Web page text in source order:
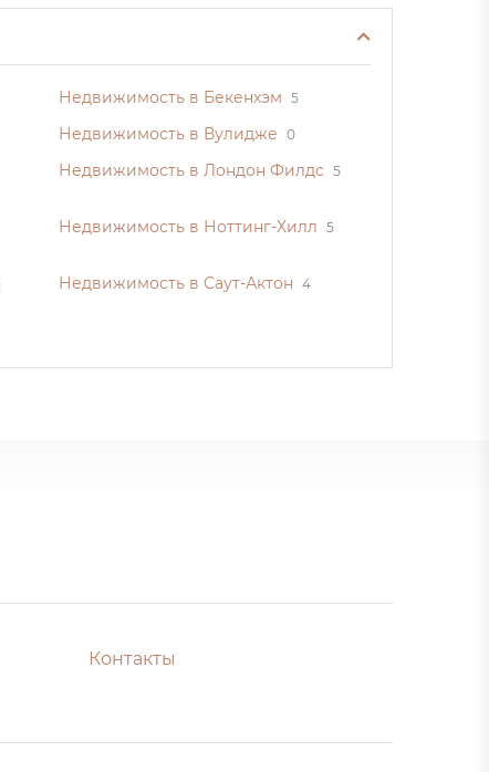
Недвижимость в Бекенхэм 5
Недвижимость в Вулидже 0
Недвижимость в Лондон Филдс 5
Недвижимость в Ноттинг-Хилл 5
Недвижимость в Саут-Актон 4
Контакты